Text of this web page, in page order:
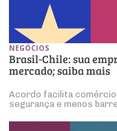
NEGÓCIOS
Brasil-Chile: sua
mercado; saiba mais
Acordo facilita
segurança e menos